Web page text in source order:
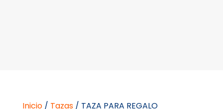
Inicio/ Tazas/ TAZA PARA REGALO